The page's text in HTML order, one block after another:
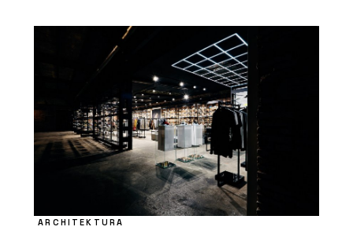
O FIRMĚ
TechniStone
ARCHITEKTURA